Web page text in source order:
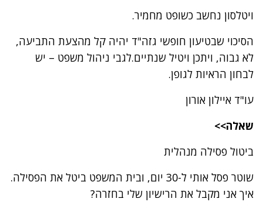
ויטלסון נחשב כשופט מחמיר.
הסיכוי שבטיעון חופשי גזה"ד יהיה קל מהצעת התביעה,
לא גבוה, ויתכן ויטיל שנתיים.לגבי ניהול משפט – יש
לבחון הראיות לגופן.
עו"ד איילון אורון
שאלה>>
ביטול פסילה מנהלית
שוטר פסל אותי ל-30 יום, ובית המשפט ביטל את הפסילה.
איך אני מקבל את הרישיון שלי בחזרה?